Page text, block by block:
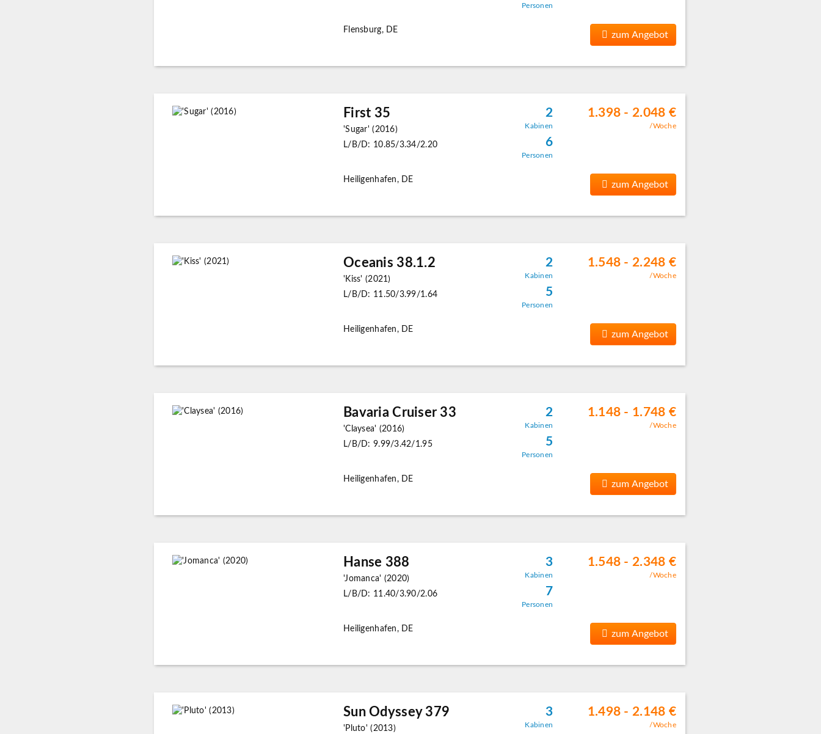
Personen
Flensburg, DE zum Angebot
First 35
'Sugar' (2016)
L/B/D: 10.85/3.34/2.20
2
Kabinen
6
Personen
1.398 - 2.048 €
/Woche
Heiligenhafen, DE zum Angebot
Oceanis 38.1.2
'Kiss' (2021)
L/B/D: 11.50/3.99/1.64
2
Kabinen
5
Personen
1.548 - 2.248 €
/Woche
Heiligenhafen, DE zum Angebot
Bavaria Cruiser 33
'Claysea' (2016)
L/B/D: 9.99/3.42/1.95
2
Kabinen
5
Personen
1.148 - 1.748 €
/Woche
Heiligenhafen, DE zum Angebot
Hanse 388
'Jomanca' (2020)
L/B/D: 11.40/3.90/2.06
3
Kabinen
7
Personen
1.548 - 2.348 €
/Woche
Heiligenhafen, DE zum Angebot
Sun Odyssey 379
'Pluto' (2013)
3
Kabinen
1.498 - 2.148 €
/Woche